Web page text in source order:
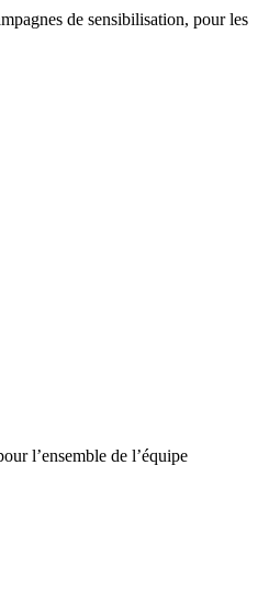
de sensibilisation, pour les
l’ensemble de l’équipe